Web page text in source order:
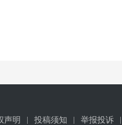
声明 投稿须知 举报投诉